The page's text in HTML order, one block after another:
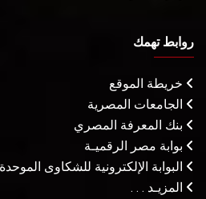
روابط تهمك
خريطة الموقع
الجامعات المصرية
بنك المعرفة المصري
بوابة مصر الرقميـة
البوابة الإلكترونية للشكاوى الموحدة
المزيـد . . .